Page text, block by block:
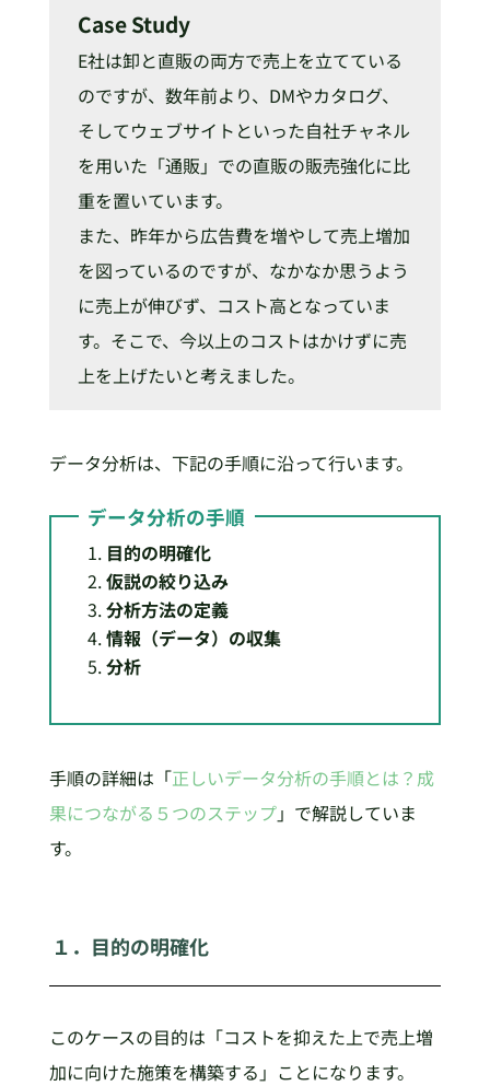
Case Study
E社は卸と直販の両方で売上を立てている
のですが、数年前より、DMやカタログ、
そしてウェブサイトといった自社チャネル
を用いた「通販」での直販の販売強化に比
重を置いています。
また、昨年から広告費を増やして売上増加
を図っているのですが、なかなか思うよう
に売上が伸びず、コスト高となっていま
す。そこで、今以上のコストはかけずに売
上を上げたいと考えました。
データ分析は、下記の手順に沿って行います。
データ分析の手順
目的の明確化
仮説の絞り込み
分析方法の定義
情報（データ）の収集
分析
手順の詳細は「正しいデータ分析の手順とは？成
果につながる５つのステップ」で解説していま
す。
１．目的の明確化
このケースの目的は「コストを抑えた上で売上増
加に向けた施策を構築する」ことになります。